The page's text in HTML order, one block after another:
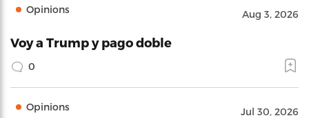
Opinions Aug 3, 2026
Voy a Trump y pago doble
0
Opinions Jul 30, 2026